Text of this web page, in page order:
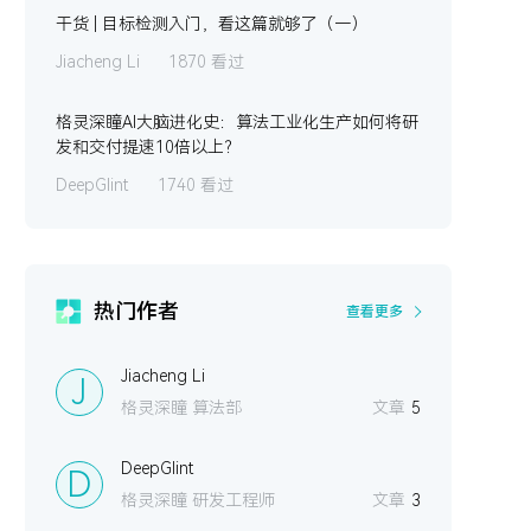
干货 | 目标检测入门，看这篇就够了（一）
Jiacheng Li
1870 看过
格灵深瞳AI大脑进化史：算法工业化生产如何将研
发和交付提速10倍以上？
DeepGlint
1740 看过
热门作者 查看更多
J
Jiacheng Li
格灵深瞳 算法部
文章 5
D
DeepGlint
格灵深瞳 研发工程师
文章 3